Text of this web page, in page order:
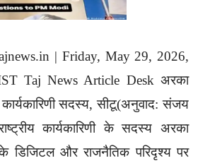
| Friday, May 29, 2026,
Taj News Article Desk अरका
कार्यकारिणी सदस्य, सीटू(अनुवाद: संजय
कार्यकारिणी के सदस्य अरका
डिजिटल और राजनैतिक परिदृश्य पर